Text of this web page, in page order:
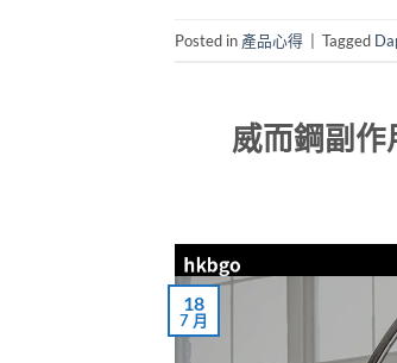
Posted in 產品心得 Tagged
威而鋼副
18
7 月